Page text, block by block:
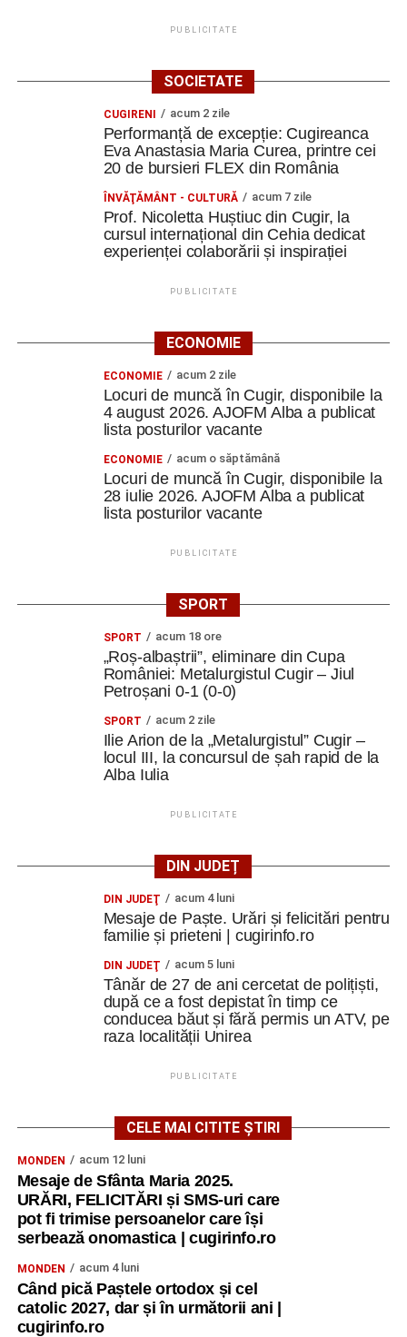
PUBLICITATE
SOCIETATE
CUGIRENI acum 2 zile
Performanță de excepție: Cugireanca
Eva Anastasia Maria Curea, printre cei
20 de bursieri FLEX din România
ÎNVĂŢĂMÂNT - CULTURĂ acum 7 zile
Prof. Nicoletta Huștiuc din Cugir, la
cursul internațional din Cehia dedicat
experienței colaborării și inspirației
PUBLICITATE
ECONOMIE
ECONOMIE acum 2 zile
Locuri de muncă în Cugir, disponibile la
4 august 2026. AJOFM Alba a publicat
lista posturilor vacante
ECONOMIE acum o săptămână
Locuri de muncă în Cugir, disponibile la
28 iulie 2026. AJOFM Alba a publicat
lista posturilor vacante
PUBLICITATE
SPORT
SPORT acum 18 ore
„Roș-albaștrii”, eliminare din Cupa
României: Metalurgistul Cugir – Jiul
Petroșani 0-1 (0-0)
SPORT acum 2 zile
Ilie Arion de la „Metalurgistul” Cugir –
locul III, la concursul de șah rapid de la
Alba Iulia
PUBLICITATE
DIN JUDEȚ
DIN JUDEŢ acum 4 luni
Mesaje de Paște. Urări și felicitări pentru
familie și prieteni | cugirinfo.ro
DIN JUDEŢ acum 5 luni
Tânăr de 27 de ani cercetat de polițiști,
după ce a fost depistat în timp ce
conducea băut și fără permis un ATV, pe
raza localității Unirea
PUBLICITATE
CELE MAI CITITE ȘTIRI
MONDEN acum 12 luni
Mesaje de Sfânta Maria 2025.
URĂRI, FELICITĂRI și SMS-uri care
pot fi trimise persoanelor care își
serbează onomastica | cugirinfo.ro
MONDEN acum 4 luni
Când pică Paștele ortodox și cel
catolic 2027, dar și în următorii ani |
cugirinfo.ro